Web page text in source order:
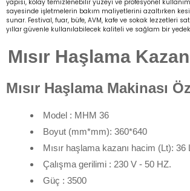
yapısı, kolay temizlenebilir yüzeyi ve profesyonel
sayesinde işletmelerin bakım maliyetlerini azaltırken
sunar. Festival, fuar, büfe, AVM, kafe ve sokak lezzetleri
yıllar güvenle kullanılabilecek kaliteli ve sağlam bir
Mısır Haşlama
Mısır Haşlama Makinası
Model : MHM 36
Boyut (mm*mm): 360*640
Mısır haşlama kazanı hacim (Lt): 36
Çalışma gerilimi : 230 V - 50 HZ.
Güç : 3500